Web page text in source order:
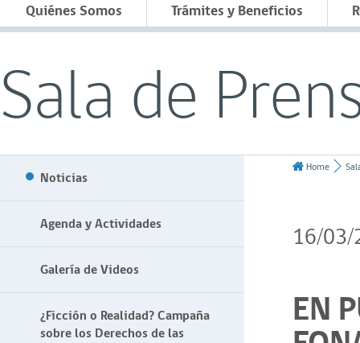
Quiénes Somos Trámites y Beneficios
Sala de
Noticias
Agenda y Actividades
Galería de Videos
¿Ficción o Realidad? Campaña
sobre los Derechos de las
Home
16/
EN